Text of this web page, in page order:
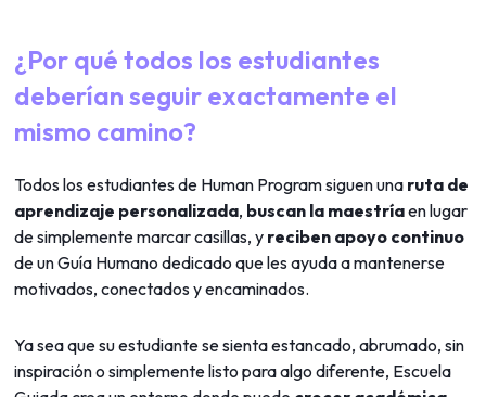
¿Por qué todos los estudiantes
deberían seguir exactamente el
mismo camino?
Todos los estudiantes de Human Program siguen una ruta de
aprendizaje personalizada, buscan la maestríaen lugar
de simplemente marcar casillas, y reciben apoyo continuo
de un Guía Humano dedicado que les ayuda a mantenerse
motivados, conectados y encaminados.
Ya sea que su estudiante se sienta estancado, abrumado, sin
inspiración o simplemente listo para algo diferente, Escuela